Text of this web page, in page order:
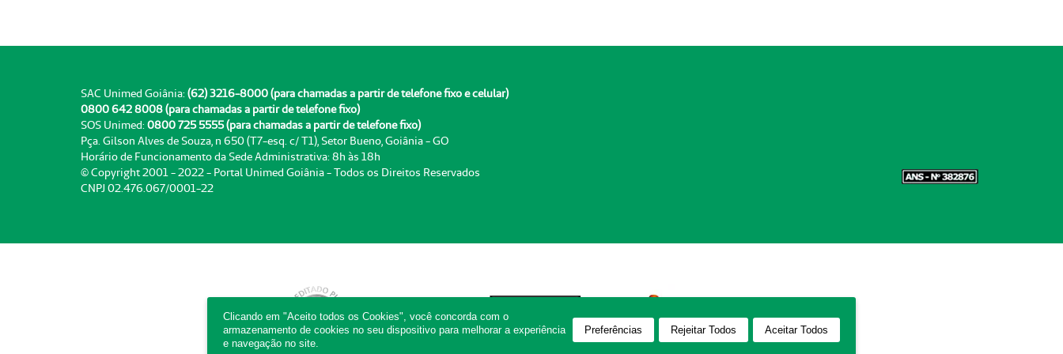
SAC Unimed Goiânia: (62) 3216-8000 (para chamadas a partir de telefone fixo e celular)
0800 642 8008 (para chamadas a partir de telefone fixo)
SOS Unimed: 0800 725 5555 (para chamadas a partir de telefone fixo)
Pça. Gilson Alves de Souza, n 650 (T7-esq. c/ T1), Setor Bueno, Goiânia - GO
Horário de Funcionamento da Sede Administrativa: 8h às 18h
© Copyright 2001 - 2022 - Portal Unimed Goiânia - Todos os Direitos Reservados
CNPJ 02.476.067/0001-22
Clicando em "Aceito todos os Cookies", você concorda com o
armazenamento de cookies no seu dispositivo para melhorar a experiência
e navegação no site.
Preferências Rejeitar Todos Aceitar Todos